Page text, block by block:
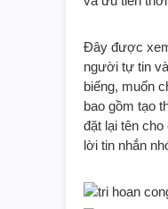
Đây được
người tự tin
biếng, muốn
bao gồm tạo
đặt lại tên
lời tin nhắn